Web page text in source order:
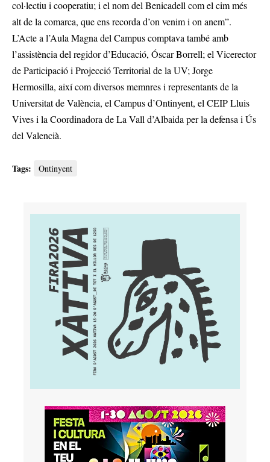
col·lectiu i cooperatiu; i el nom del Benicadell com el cim més
alt de la comarca, que ens recorda d’on venim i on anem”.
L’Acte a l’Aula Magna del Campus comptava també amb
l’assistència del regidor d’Educació, Óscar Borrell; el Vicerector
de Participació i Projecció Territorial de la UV; Jorge
Hermosilla, així com diversos memnres i representants de la
Universitat de València, el Campus d’Ontinyent, el CEIP Lluis
Vives i la Coordinadora de La Vall d’Albaida per la defensa i Ús
del Valencià.
Tags: Ontinyent